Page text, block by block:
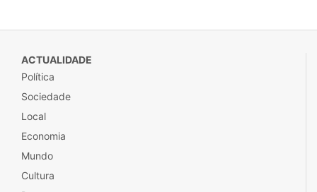
ACTUALIDADE
Política
Sociedade
Local
Economia
Mundo
Cultura